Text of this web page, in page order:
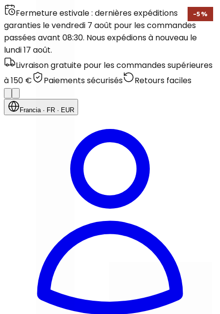
Fermeture estivale : dernières expéditions
garanties le vendredi 7 août pour les commandes
passées avant 08:30. Nous expédions à nouveau le
lundi 17 août.
Livraison gratuite pour les commandes supérieures
à 150 €
Paiements sécurisés Retours faciles
Francia· FR · EUR
-5 %